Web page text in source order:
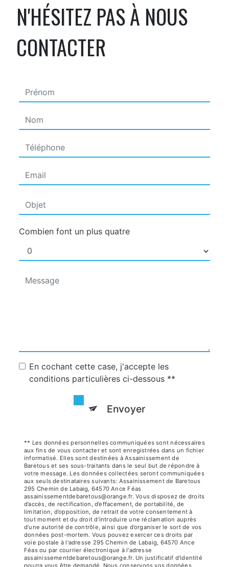
N'HÉSITEZ PAS À NOUS
CONTACTER
Combien font un plus quatre
En cochant cette case, j'accepte les
conditions particulières ci-dessous **
Envoyer
** Les données personnelles communiquées sont nécessaires
aux fins de vous contacter et sont enregistrées dans un fichier
informatisé. Elles sont destinées à Assainissement de
Baretous et ses sous-traitants dans le seul but de répondre à
votre message. Les données collectées seront communiquées
aux seuls destinataires suivants: Assainissement de Baretous
295 Chemin de Labaig, 64570 Ance Féas
assainissementdebaretous@orange.fr. Vous disposez de droits
d’accès, de rectification, d’effacement, de portabilité, de
limitation, d’opposition, de retrait de votre consentement à
tout moment et du droit d’introduire une réclamation auprès
d’une autorité de contrôle, ainsi que d’organiser le sort de vos
données post-mortem. Vous pouvez exercer ces droits par
voie postale à l'adresse 295 Chemin de Labaig, 64570 Ance
Féas ou par courrier électronique à l'adresse
assainissementdebaretous@orange.fr. Un justificatif d'identité
pourra vous être demandé. Nous conservons vos données